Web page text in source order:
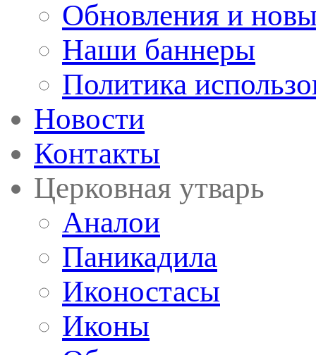
Обновления и
Наши баннеры
Политика
Новости
Контакты
Церковная утварь
Аналои
Паникадила
Иконостасы
Иконы